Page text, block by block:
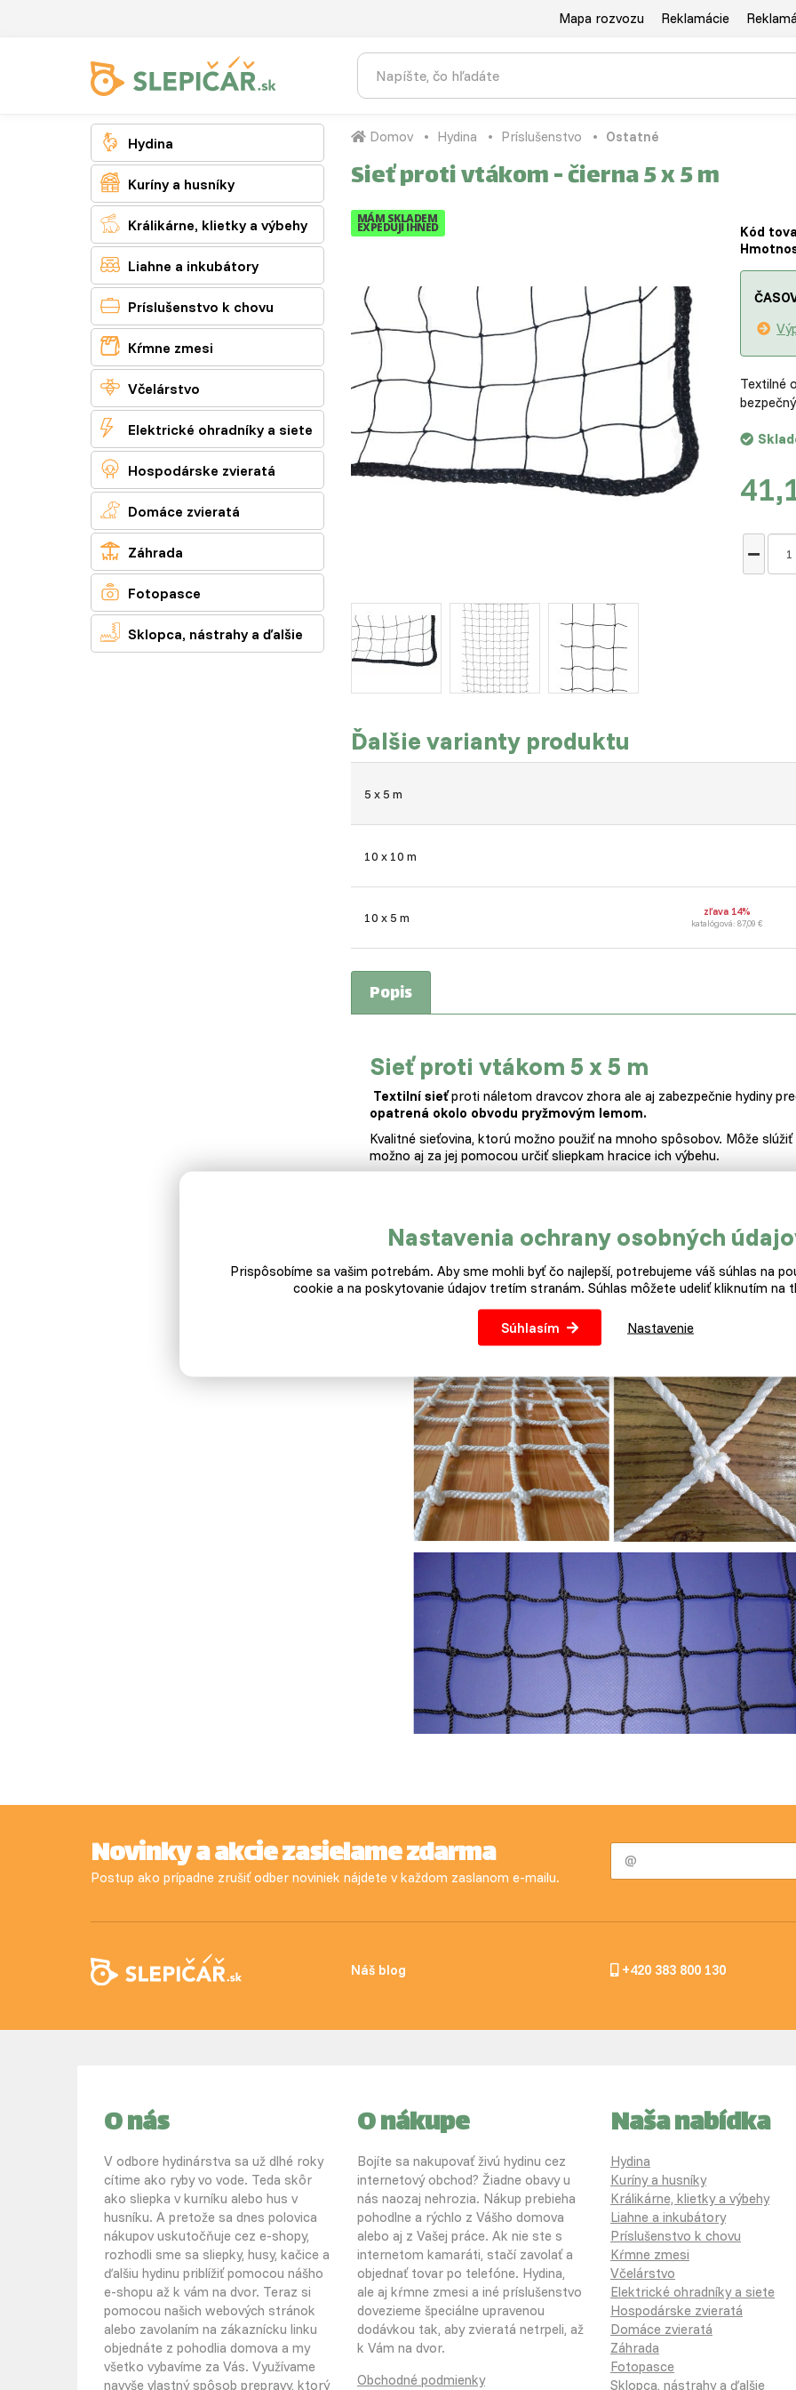
Mapa rozvozu Reklamácie
 Hydina
 Kuríny a husníky
 Králikárne, klietky a výbehy
 Liahne a inkubátory
 Príslušenstvo k chovu
 Kŕmne zmesi
 Včelárstvo
 Elektrické ohradníky a siete
 Hospodárske zvieratá
 Domáce zvieratá
 Záhrada
 Fotopasce
 Sklopca, nástrahy a ďalšie
Domov Hydina Príslušenstvo Ostatné
Sieť proti vtákom - čierna 5 x 5 m
MÁM SKLADEM
EXPEDUJI IHNED Kód
Textilné
Ďalšie varianty produktu
5 x 5 m
10 x 10 m
10 x 5 m zľava 14%
katalógová: 87,09 €
Popis
Sieť proti vtákom 5 x 5 m
Textilní sieťproti náletom dravcov zhora ale aj zabezpečnie hydiny
opatrená okolo obvodu pryžmovým lemom.
Kvalitné sieťovina, ktorú možno použiť na mnoho spôsobov. Môže
možno aj za jej pomocou určiťsliepkamhracice ich výbehu.
Materiál. Polyamid. Sítě jsou obšité po obvodu
Rôzne. Podľa skladovej dostupnosti.
Rozmer. Veľkosť oka 4*4 cm. Tloušťka sloupku 1,2mm
Proti vtákom a iným dravcom.
Novinky a akcie zasielame zdarma
Postup ako prípadne zrušiť odber noviniek nájdete v každom zaslanom e-mailu.
Náš blog +420 383 800 130
O nás
V odbore hydinárstva sa už dlhé roky
cítime ako ryby vo vode. Teda skôr
ako sliepka v kurníku alebo hus v
husníku. A pretože sa dnes polovica
nákupov uskutočňuje cez e-shopy,
rozhodli sme sa sliepky, husy, kačice a
ďalšiu hydinu priblížiť pomocou nášho
e-shopu až k vám na dvor. Teraz si
pomocou našich webových stránok
alebo zavolaním na zákaznícku linku
objednáte z pohodlia domova a my
všetko vybavíme za Vás. Využívame
navyše vlastný spôsob prepravy, ktorý
O nákupe
Bojíte sa nakupovať živú hydinu cez
internetový obchod? Žiadne obavy u
nás naozaj nehrozia. Nákup prebieha
pohodlne a rýchlo z Vášho domova
alebo aj z Vašej práce. Ak nie ste s
internetom kamaráti, stačí zavolať a
objednať tovar po telefóne. Hydina,
ale aj kŕmne zmesi a iné príslušenstvo
dovezieme špeciálne upravenou
dodávkou tak, aby zvieratá netrpeli, až
k Vám na dvor.
Obchodné podmienky
Naša nabídka
Hydina
Kuríny a husníky
Králikárne, klietky a výbehy
Liahne a inkubátory
Príslušenstvo k chovu
Kŕmne zmesi
Včelárstvo
Elektrické ohradníky a siete
Hospodárske zvieratá
Domáce zvieratá
Záhrada
Fotopasce
Sklopca, nástrahy a ďalšie
Nastavenia ochrany osobných
Prispôsobíme sa vašim potrebám. Aby sme mohli byť čo najlepší, potrebujeme váš súhlas na
cookie a na poskytovanie údajov tretím stranám. Súhlas môžete udeliť kliknutím na
Súhlasím Nastavenie